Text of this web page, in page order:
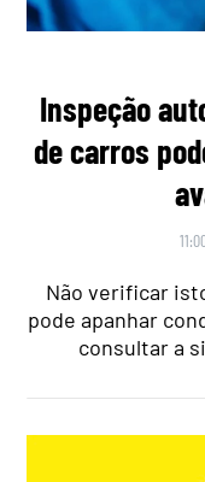
Inspeção
de carros
Não verificar
pode apanhar
consultar a